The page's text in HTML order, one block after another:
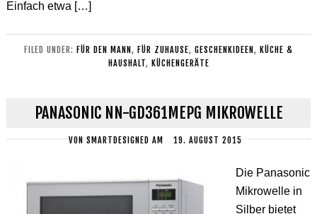
Einfach etwa […]
FILED UNDER: FÜR DEN MANN , FÜR ZUHAUSE, GESCHENKIDEEN , KÜCHE &
HAUSHALT, KÜCHENGERÄTE
PANASONIC NN-GD361MEPG MIKROWELLE
VON SMARTDESIGNED AM 19. AUGUST 2015
Die Panasonic
Mikrowelle in
Silber bietet